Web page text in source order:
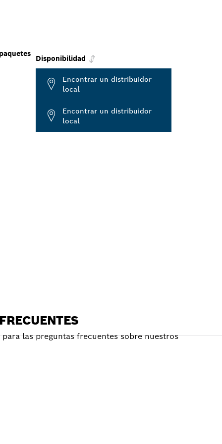
Disponibilidad
Encontrar un distribuidor
local
Encontrar un distribuidor
local
las preguntas frecuentes sobre nuestros